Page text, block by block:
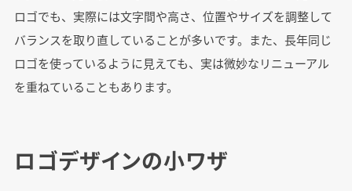
ロゴでも、実際には文字間や高さ、位置やサイズを調整して
バランスを取り直していることが多いです。また、長年同じ
ロゴを使っているように見えても、実は微妙なリニューアル
を重ねていることもあります。
ロゴデザインの小ワザ